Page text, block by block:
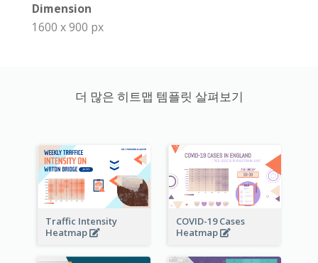
Dimension
1600 x 900 px
더 많은 히트맵 템플릿 살펴보기
Traffic Intensity
Heatmap
COVID-19 Cases
Heatmap